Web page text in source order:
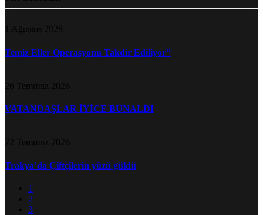
1 Ağustos 2026
Temiz Eller Operasyonu Takdir Ediliyor”
26 Temmuz 2026
VATANDAŞLAR İYİCE BUNALDI
22 Temmuz 2026
Trakya’da Çiftçilerin yüzü güldü
1
2
3